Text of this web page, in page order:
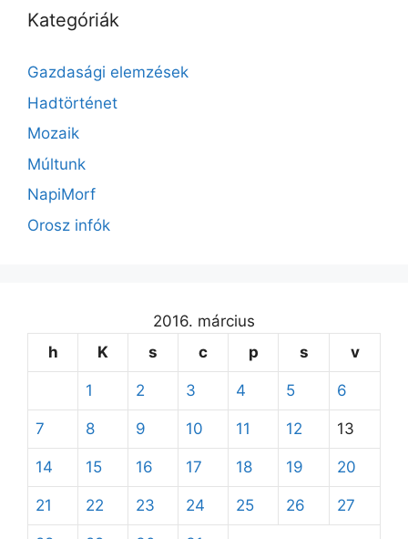
Kategóriák
Gazdasági elemzések
Hadtörténet
Mozaik
Múltunk
NapiMorf
Orosz infók
2016. március
h
K s c p s v
1 2 3 4 5 6
7 8 9 10 11 12 13
14 15 16 17 18 19 20
21 22 23 24 25 26 27